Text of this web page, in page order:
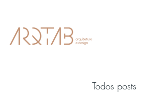
Todos posts